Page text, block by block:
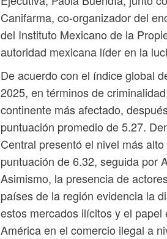
Canifarma, co-organizador del
del Instituto Mexicano de la
autoridad mexicana líder en la
De acuerdo con el índice global
2025, en términos de
continente más afectado,
puntuación promedio de 5.27.
Central presentó el nivel más
puntuación de 6.32, seguida por
Asimismo, la presencia de
países de la región evidencia la
estos mercados ilícitos y el
América en el comercio ilegal a